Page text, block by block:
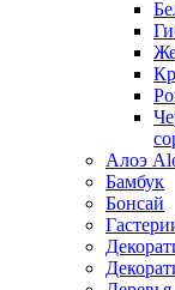
Алоэ
Бамбук
Бонсай